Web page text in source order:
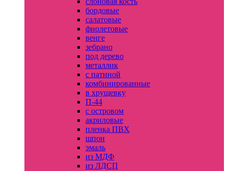
бордовые
салатовые
фиолетовые
венге
зебрано
под дерево
металлик
с патиной
комбинированные
в хрущевку
П-44
с островом
акриловые
пленка ПВХ
шпон
эмаль
из МДФ
из ЛДСП